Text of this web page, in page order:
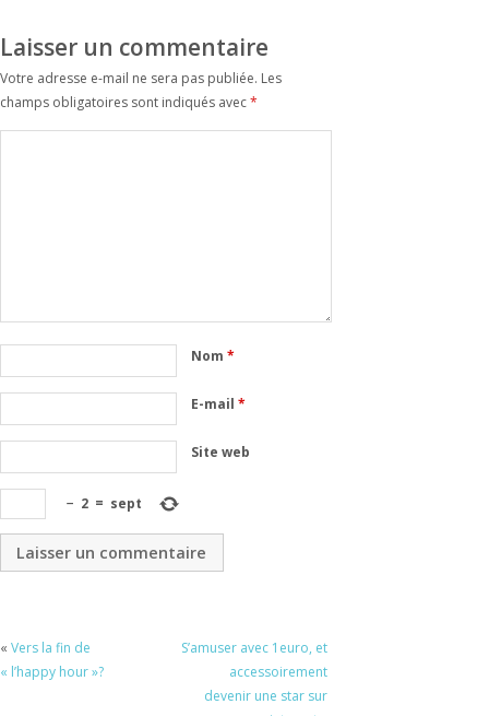
Laisser un commentaire
Votre adresse e-mail ne sera pas publiée. Les
champs obligatoires sont indiqués avec*
Nom*
E-mail*
Site web
− 2 = sept
« Vers la fin de
« l’happy hour »?
S’amuser avec 1euro, et
accessoirement
devenir une star sur